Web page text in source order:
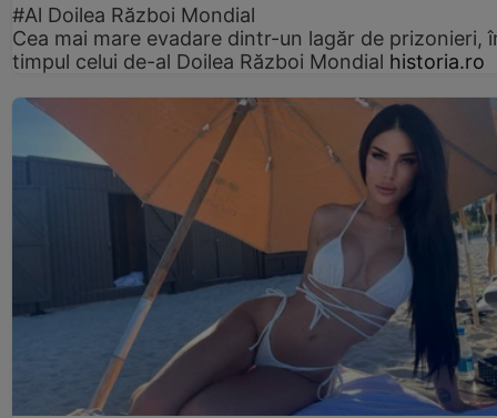
#Al Doilea Război Mondial
Cea mai mare evadare dintr-un lagăr de prizonieri,
timpul celui de-al Doilea Război Mondial historia.ro